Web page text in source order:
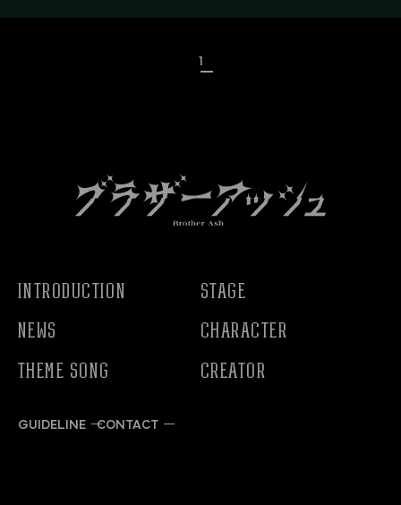
1
INTRODUCTION
STAGE
NEWS
CHARACTER
THEME SONG
CREATOR
GUIDELINE CONTACT